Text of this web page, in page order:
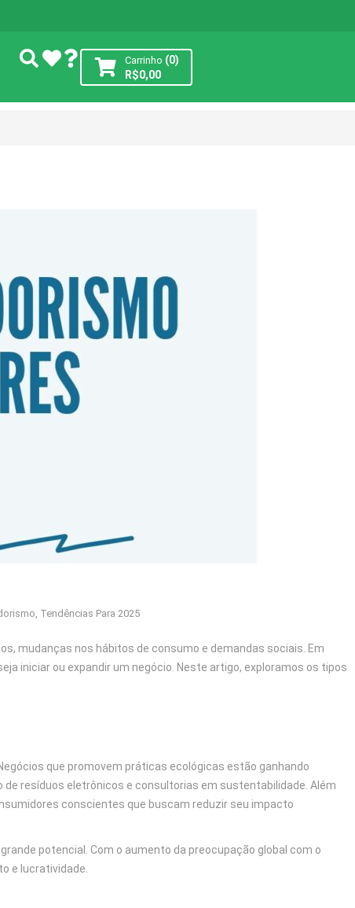
Carrinho (0)
R$0,00
, Tendências Para 2025
mudanças nos hábitos de consumo e demandas sociais. Em
iniciar ou expandir um negócio. Neste artigo, exploramos os tipos
que promovem práticas ecológicas estão ganhando
resíduos eletrônicos e consultorias em sustentabilidade. Além
conscientes que buscam reduzir seu impacto
potencial. Com o aumento da preocupação global com o
e lucratividade.